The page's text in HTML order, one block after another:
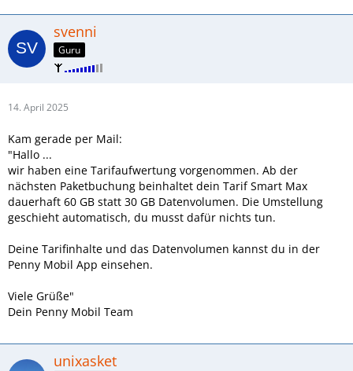
svenni
Guru
14. April 2025
Kam gerade per Mail:
"Hallo ...
wir haben eine Tarifaufwertung vorgenommen. Ab der
nächsten Paketbuchung beinhaltet dein Tarif Smart Max
dauerhaft 60 GB statt 30 GB Datenvolumen. Die Umstellung
geschieht automatisch, du musst dafür nichts tun.
Deine Tarifinhalte und das Datenvolumen kannst du in der
Penny Mobil App einsehen.
Viele Grüße"
Dein Penny Mobil Team
unixasket